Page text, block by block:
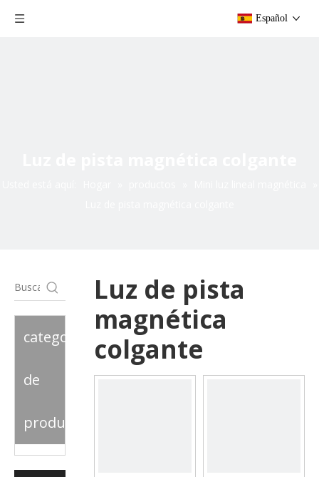
Español
categoria
de
producto
Luz de pista
magnética
colgante